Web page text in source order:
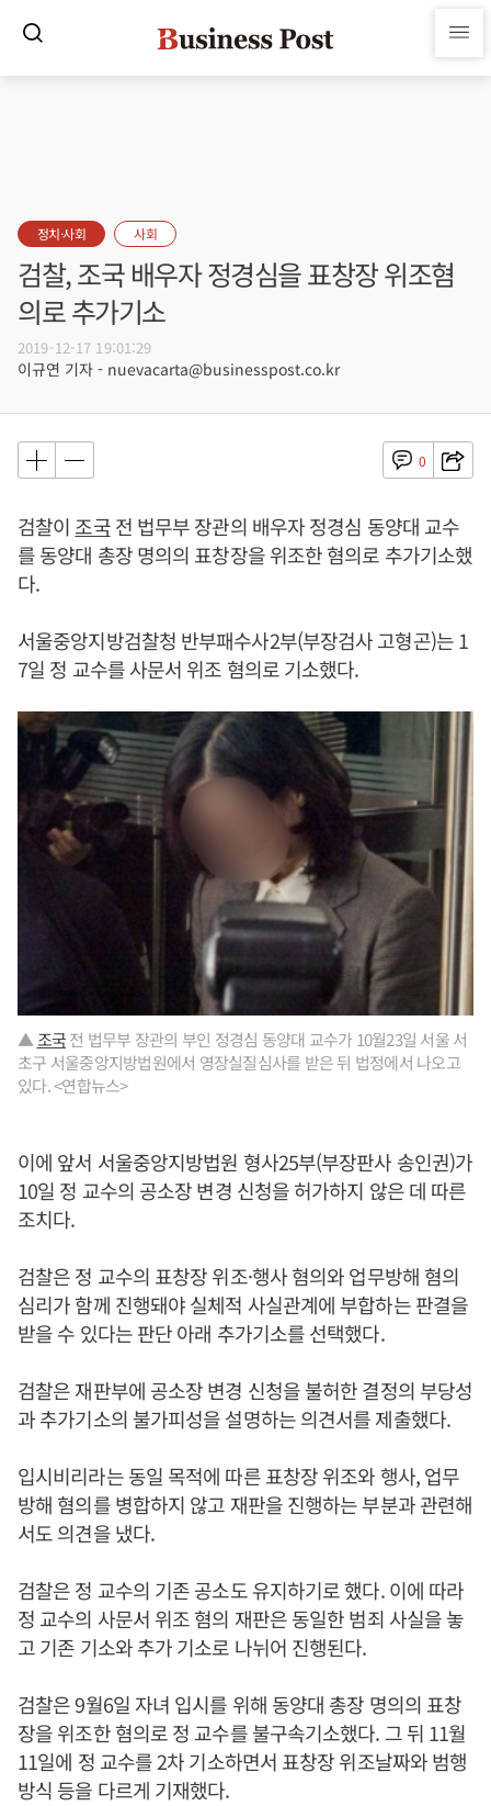
정치·사회 사회
검찰, 조국 배우자 정경심을 표창장 위조혐
의로 추가기소
2019-12-17 19:01:29
이규연 기자 - nuevacarta@businesspost.co.kr
0
검찰이 조국전 법무부 장관의 배우자 정경심 동양대 교수
를 동양대 총장 명의의 표창장을 위조한 혐의로 추가기소했
다.
서울중앙지방검찰청 반부패수사2부(부장검사 고형곤)는 1
7일 정 교수를 사문서 위조 혐의로 기소했다.
▲조국전 법무부 장관의 부인 정경심 동양대 교수가 10월23일 서울 서
초구 서울중앙지방법원에서 영장실질심사를 받은 뒤 법정에서 나오고
있다. <연합뉴스>
이에 앞서 서울중앙지방법원 형사25부(부장판사 송인권)가
10일 정 교수의 공소장 변경 신청을 허가하지 않은 데 따른
조치다.
검찰은 정 교수의 표창장 위조·행사 혐의와 업무방해 혐의
심리가 함께 진행돼야 실체적 사실관계에 부합하는 판결을
받을 수 있다는 판단 아래 추가기소를 선택했다.
검찰은 재판부에 공소장 변경 신청을 불허한 결정의 부당성
과 추가기소의 불가피성을 설명하는 의견서를 제출했다.
입시비리라는 동일 목적에 따른 표창장 위조와 행사, 업무
방해 혐의를 병합하지 않고 재판을 진행하는 부분과 관련해
서도 의견을 냈다.
검찰은 정 교수의 기존 공소도 유지하기로 했다. 이에 따라
정 교수의 사문서 위조 혐의 재판은 동일한 범죄 사실을 놓
고 기존 기소와 추가 기소로 나뉘어 진행된다.
검찰은 9월6일 자녀 입시를 위해 동양대 총장 명의의 표창
장을 위조한 혐의로 정 교수를 불구속기소했다. 그 뒤 11월
11일에 정 교수를 2차 기소하면서 표창장 위조날짜와 범행
방식 등을 다르게 기재했다.